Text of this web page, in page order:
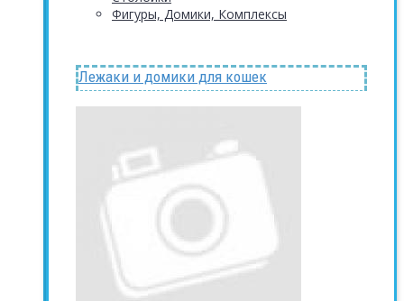
Фигуры, Домики, Комплексы
Лежаки и домики для кошек